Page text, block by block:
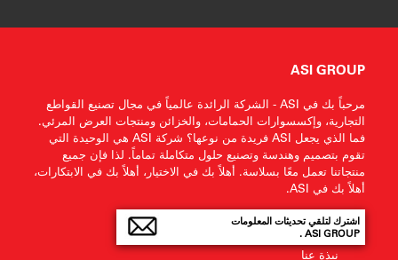
ASI GROUP
مرحباً بك في ASI - الشركة الرائدة عالمياً في مجال تصنيع القواطع
التجارية، وإكسسوارات الحمامات، والخزائن ومنتجات العرض المرئي.
فما الذي يجعل ASI فريدة من نوعها؟ شركة ASI هي الوحيدة التي
تقوم بتصميم وهندسة وتصنيع حلول متكاملة تماماً. لذا فإن جميع
منتجاتنا تعمل معًا بسلاسة. أهلاً بك في الاختيار، أهلاً بك في الابتكارات،
أهلاً بك في ASI.
اشترك لتلقي تحديثات المعلومات
ASI GROUP .
نبذة عنا